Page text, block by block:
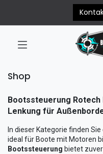
Shop
Bootssteuerung Rotech
Lenkung für
In dieser Kategorie finden Sie
ideal für Boote mit Motoren
Bootssteuerung bietet